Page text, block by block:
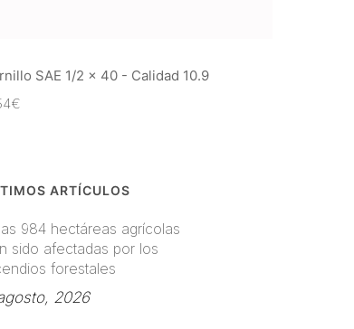
SAE 1/2 x 40 - Calidad 10.9
€
ARTÍCULOS
984 hectáreas agrícolas
sido afectadas por los
forestales
2026